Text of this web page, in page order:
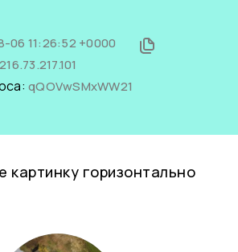
06 11:26:52 +0000
216.73.217.101
qQOVwSMxWW21
картинку горизонтально